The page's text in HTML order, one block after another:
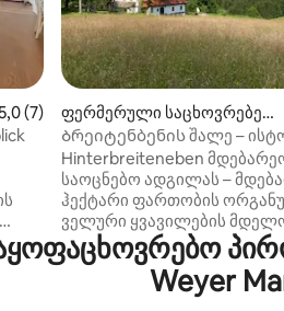
შეფასებაა 5‑დან 5,0, 7
(7)
ფერმერული საცხოვრებელ
ი (Lunz am See)
Ბრეიტენბენის შალე –
ბუნება, ტბა და
Hinterbreiteneben
საოცნებო ადგილას –
ჰექტარი ფართობის
ველური ყვავილების
იშვიათი მცენარეებით და
ხეობებისა და ტყეების
დროს ფერმერული სახლი
არისტოკრატული
Weyer